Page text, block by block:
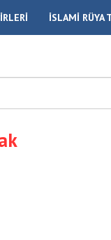
İSLAMİ RÜYA